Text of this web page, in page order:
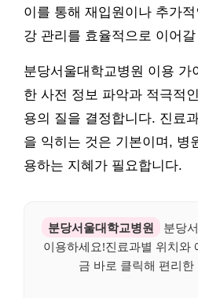
이를 통해 재입원이나 추가
강 관리를 효율적으로 이어
분당서울대학교병원 이용 가
한 사전 정보 파악과 적극적
용의 질을 결정합니다. 진료
을 익히는 것은 기본이며, 병
용하는 지혜가 필요합니다.
분당서울대학교병원
분당
이용하세요!진료과별 위치와
금 바로 클릭해 편리